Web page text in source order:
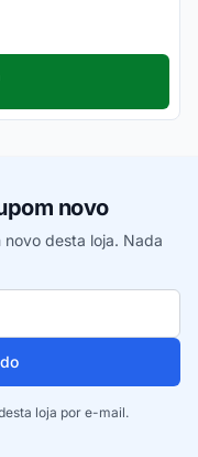
novo
desta loja. Nada
loja por e-mail.